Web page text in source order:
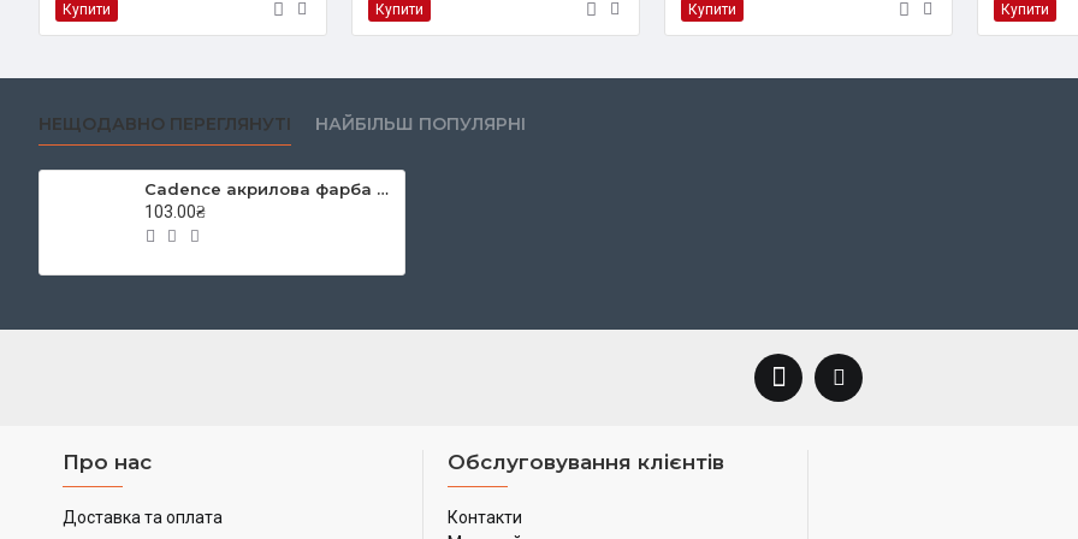
Купити Купити Купити Купити
НЕЩОДАВНО ПЕРЕГЛЯНУТІ НАЙБІЛЬШ ПОПУЛЯРНІ
Cadence акрилова фарба Premium Acrylic Paint, 70 мл, Emerald (Смарагдовий)
103.00₴
Про нас
Доставка та оплата
Обслуговування клієнтів
Контакти